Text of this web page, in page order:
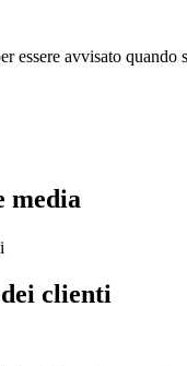
essere avvisato quando
media
clienti